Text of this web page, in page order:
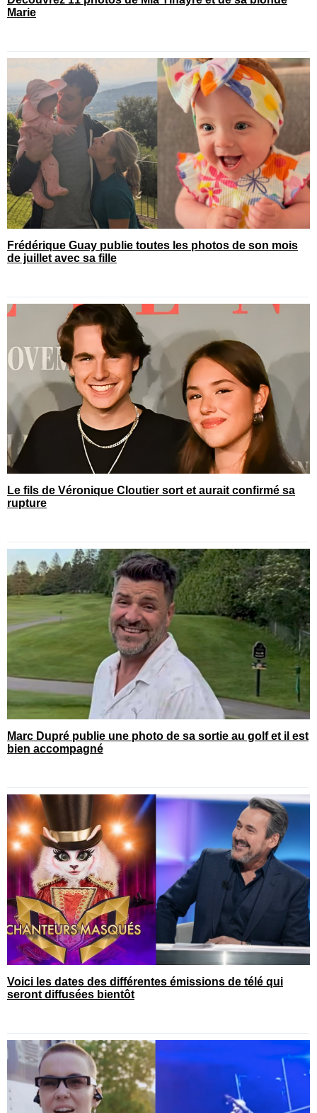
Marie
Frédérique Guay publie toutes les photos de son mois
de juillet avec sa fille
Le fils de Véronique Cloutier sort et aurait confirmé sa
rupture
Marc Dupré publie une photo de sa sortie au golf et il est
bien accompagné
Voici les dates des différentes émissions de télé qui
seront diffusées bientôt